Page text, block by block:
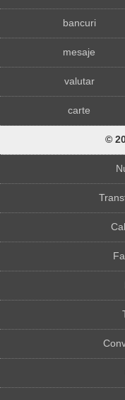
bancuri
mesaje
valutar
carte
©